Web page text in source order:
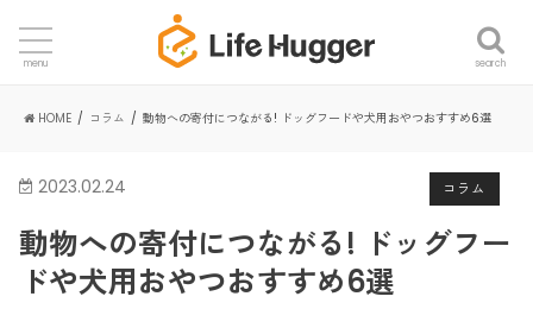
search
menu
HOME コラム 動物への寄付につながる! ドッグフードや犬用おやつおすすめ6選
コラム
2023.02.24
動物への寄付につながる! ドッグフー
ドや犬用おやつおすすめ6選